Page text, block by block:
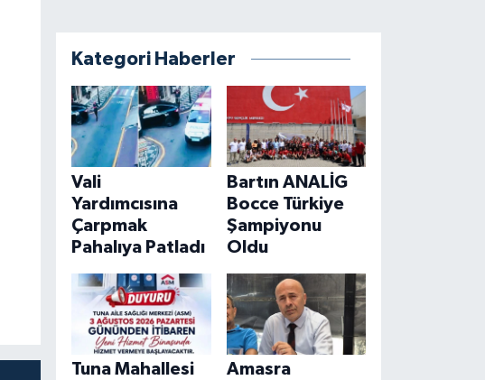
Kategori Haberler
Vali
Yardımcısına
Çarpmak
Pahalıya Patladı
Bartın ANALİG
Bocce Türkiye
Şampiyonu
Oldu
Tuna Mahallesi
Amasra